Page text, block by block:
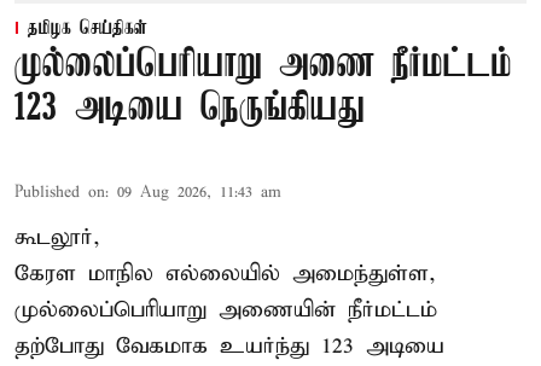
தமிழக செய்திகள்
முல்லைப்பெரியாறு அணை நீர்மட்டம்
123 அடியை நெருங்கியது
Published on: 09 Aug 2026, 11:43 am
கூடலூர்,
கேரள மாநில எல்லையில் அமைந்துள்ள,
முல்லைப்பெரியாறு அணையின் நீர்மட்டம்
தற்போது வேகமாக உயர்ந்து 123 அடியை